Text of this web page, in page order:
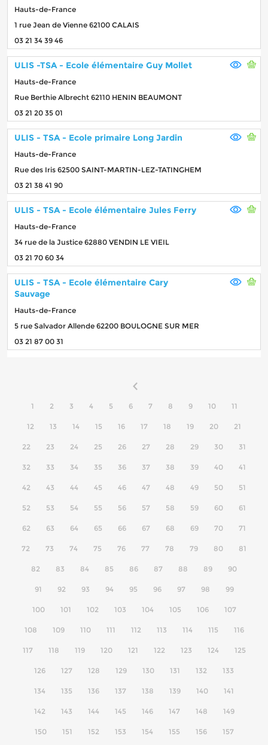
Hauts-de-France
1 rue Jean de Vienne 62100 CALAIS
03 21 34 39 46
ULIS -TSA - Ecole élémentaire Guy Mollet
Hauts-de-France
Rue Berthie Albrecht 62110 HENIN BEAUMONT
03 21 20 35 01
ULIS - TSA - Ecole primaire Long Jardin
Hauts-de-France
Rue des Iris 62500 SAINT-MARTIN-LEZ-TATINGHEM
03 21 38 41 90
ULIS - TSA - Ecole élémentaire Jules Ferry
Hauts-de-France
34 rue de la Justice 62880 VENDIN LE VIEIL
03 21 70 60 34
ULIS - TSA - Ecole élémentaire Cary
Sauvage
Hauts-de-France
5 rue Salvador Allende 62200 BOULOGNE SUR MER
03 21 87 00 31
1 2 3 4 5 6 7 8 9 10 11
12 13 14 15 16 17 18 19 20 21
22 23 24 25 26 27 28 29 30 31
32 33 34 35 36 37 38 39 40 41
42 43 44 45 46 47 48 49 50 51
52 53 54 55 56 57 58 59 60 61
62 63 64 65 66 67 68 69 70 71
72 73 74 75 76 77 78 79 80 81
82 83 84 85 86 87 88 89 90
91 92 93 94 95 96 97 98 99
100 101 102 103 104 105 106 107
108 109 110 111 112 113 114 115 116
117 118 119 120 121 122 123 124 125
126 127 128 129 130 131 132 133
134 135 136 137 138 139 140 141
142 143 144 145 146 147 148 149
150 151 152 153 154 155 156 157